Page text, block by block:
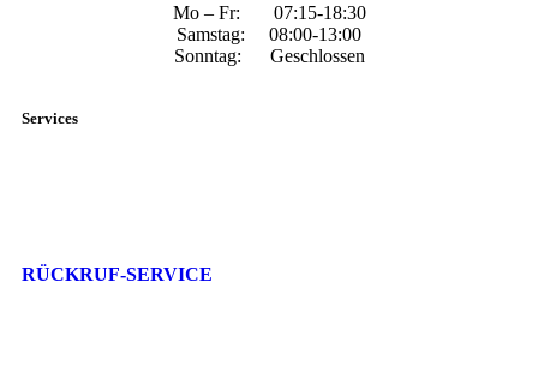
Mo – Fr: 07:15-18:30
Samstag: 08:00-13:00
Sonntag: Geschlossen
Services
RÜCKRUF-SERVICE